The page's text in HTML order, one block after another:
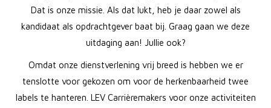
Dat is onze missie. Als dat lukt, heb je daar zowel als
kandidaat als opdrachtgever baat bij. Graag gaan we deze
uitdaging aan! Jullie ook?
Omdat onze dienstverlening vrij breed is hebben we er
tenslotte voor gekozen om voor de herkenbaarheid twee
labels te hanteren. LEV Carrièremakers voor onze activiteiten